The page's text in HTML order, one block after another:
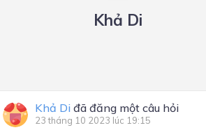
Khả Di
Khả Di đã đăng một câu hỏi
23 tháng 10 2023 lúc 19:15